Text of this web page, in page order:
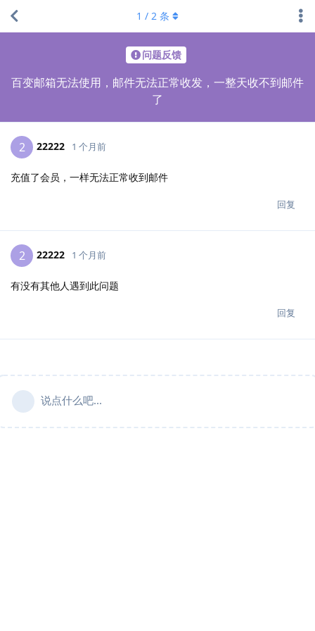
问题反馈
百变邮箱无法使用，邮件无法正常收发，一整天收不到邮件
了
1 / 2 条
2 22222 1 个月前
充值了会员，一样无法正常收到邮件
回复
2 22222 1 个月前
有没有其他人遇到此问题
回复
说点什么吧...